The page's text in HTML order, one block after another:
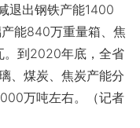
退出钢铁产能1400
能840万重量箱、焦
。到2020年底，全省
、煤炭、焦炭产能分
万吨左右。（记者